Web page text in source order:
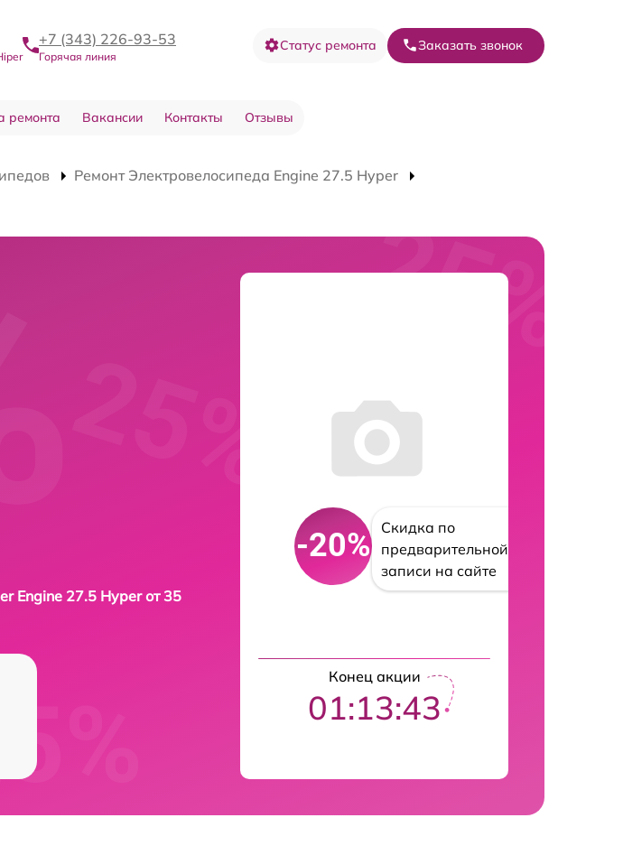
+7 (343) 226-93-53
Горячая линия
Статус ремонта Заказать звонок
ремонта Вакансии Контакты Отзывы
Ремонт Электровелосипеда Engine 27.5 Нyper
Engine 27.5 Нyper от 35
-20%
Скидка по
предварительной
записи на сайте
Конец акции
01:13:42